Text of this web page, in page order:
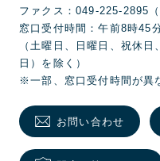
ファクス：049-225-2895
窓口受付時間：午前8時45
（土曜日、日曜日、祝休
日）を除く）
※一部、窓口受付時間が異
お問い合わせ